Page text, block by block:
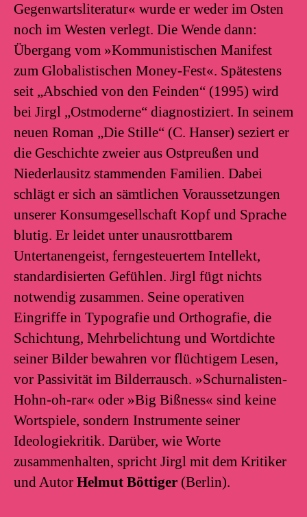
Gegenwartsliteratur« wurde er weder im Osten
noch im Westen verlegt. Die Wende dann:
Übergang vom »Kommunistischen Manifest
zum Globalistischen Money-Fest«. Spätestens
seit „Abschied von den Feinden“ (1995) wird
bei Jirgl „Ostmoderne“ diagnostiziert. In seinem
neuen Roman „Die Stille“ (C. Hanser) seziert er
die Geschichte zweier aus Ostpreußen und
Niederlausitz stammenden Familien. Dabei
schlägt er sich an sämtlichen Voraussetzungen
unserer Konsumgesellschaft Kopf und Sprache
blutig. Er leidet unter unausrottbarem
Untertanengeist, ferngesteuertem Intellekt,
standardisierten Gefühlen. Jirgl fügt nichts
notwendig zusammen. Seine operativen
Eingriffe in Typografie und Orthografie, die
Schichtung, Mehrbelichtung und Wortdichte
seiner Bilder bewahren vor flüchtigem Lesen,
vor Passivität im Bilderrausch. »Schurnalisten-
Hohn-oh-rar« oder »Big Bißness« sind keine
Wortspiele, sondern Instrumente seiner
Ideologiekritik. Darüber, wie Worte
zusammenhalten, spricht Jirgl mit dem Kritiker
und Autor Helmut Böttiger (Berlin).